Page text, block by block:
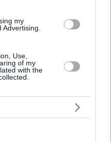
my
Use,
of my
with the
Κοινοποιήστε
Επόμενη
Γνώμη της Πάτρας